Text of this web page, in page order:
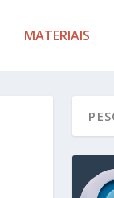
MATERIAIS